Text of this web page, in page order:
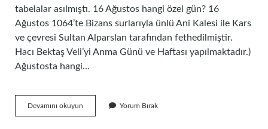
tabelalar asılmıştı. 16 Ağustos hangi özel gün? 16
Ağustos 1064’te Bizans surlarıyla ünlü Ani Kalesi ile Kars
ve çevresi Sultan Alparslan tarafından fethedilmiştir.
Hacı Bektaş Veli’yi Anma Günü ve Haftası yapılmaktadır.)
Ağustosta hangi…
Devamını okuyun
Ağustos
Yorum Bırak